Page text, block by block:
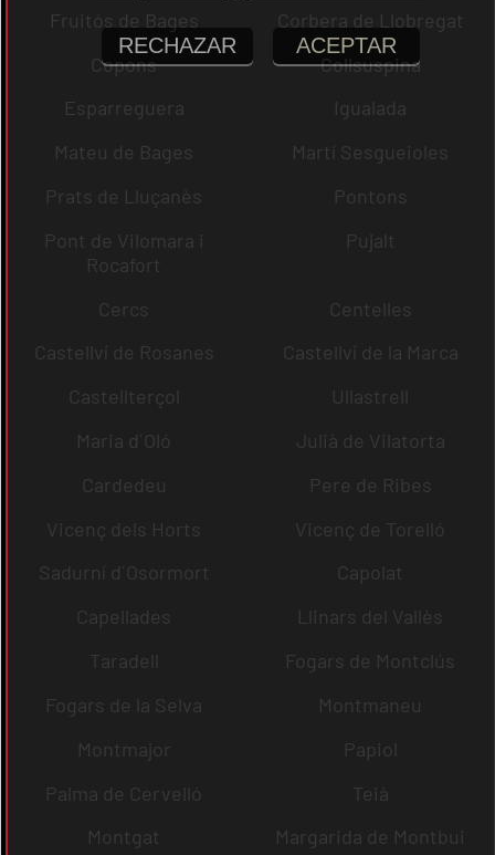
Fruitós de Bages
Corbera de Llobregat
Copons
Collsuspina
Esparreguera
Igualada
Mateu de Bages
Martí Sesgueioles
Prats de Lluçanès
Pontons
Pont de Vilomara i
Rocafort
Pujalt
Cercs
Centelles
Castellví de Rosanes
Castellví de la Marca
Castellterçol
Ullastrell
Maria d´Oló
Julià de Vilatorta
Cardedeu
Pere de Ribes
Vicenç dels Horts
Vicenç de Torelló
Sadurní d´Osormort
Capolat
Capellades
Llinars del Vallès
Taradell
Fogars de Montclús
Fogars de la Selva
Montmaneu
Montmajor
Papiol
Palma de Cervelló
Teià
Montgat
Margarida de Montbui
RECHAZAR ACEPTAR